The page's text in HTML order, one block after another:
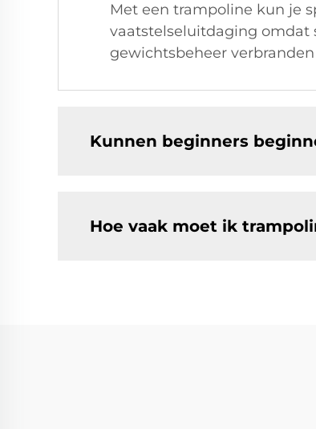
Met een trampoline kun je
vaatstelseluitdaging omdat
gewichtsbeheer
Kunnen beginners
Hoe vaak moet ik